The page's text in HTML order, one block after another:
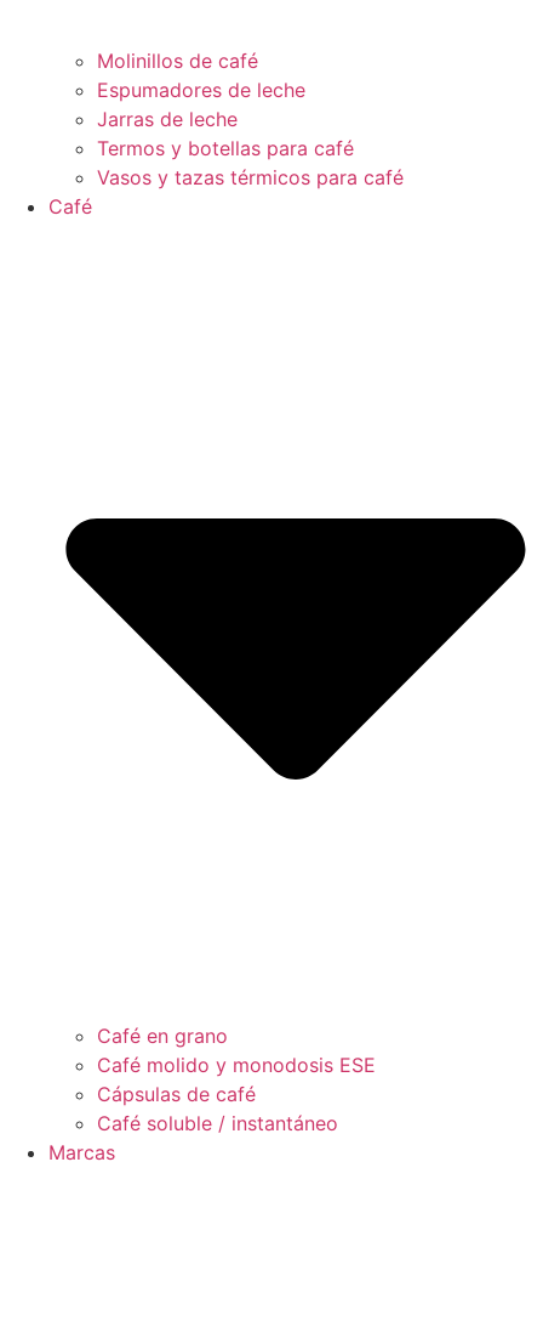
Molinillos de café
Espumadores de leche
Jarras de leche
Termos y botellas para café
Vasos y tazas térmicos para café
Café
Café en grano
Café molido y monodosis ESE
Cápsulas de café
Café soluble / instantáneo
Marcas